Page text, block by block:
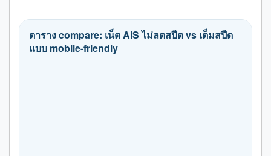
ตาราง compare: เน็ต AIS ไม่ลดสปีด vs เต็มสปีด
แบบ mobile-friendly